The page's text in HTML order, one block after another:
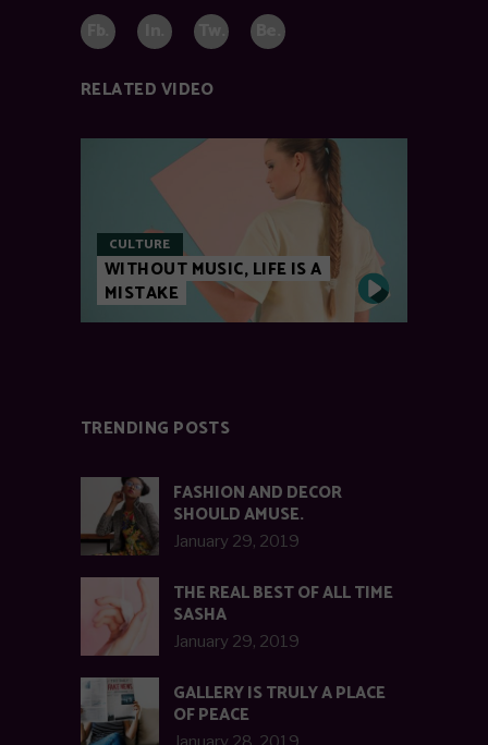
RELATED VIDEO
CULTURE
WITHOUT MUSIC, LIFE IS A
MISTAKE
TRENDING POSTS
FASHION AND DECOR
SHOULD AMUSE.
January 29, 2019
THE REAL BEST OF ALL TIME
SASHA
January 29, 2019
GALLERY IS TRULY A PLACE
OF PEACE